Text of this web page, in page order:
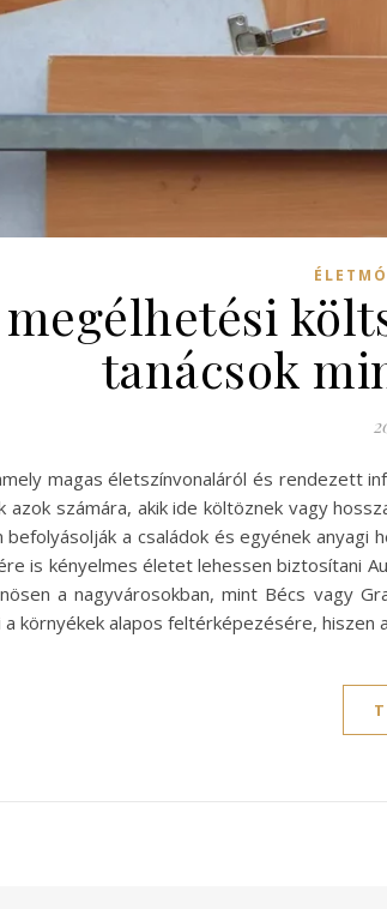
tanácsok
magas életszínvonaláról és rendezett
azok számára, akik ide költöznek vagy
a családok és egyének
is kényelmes életet lehessen biztosítani
a nagyvárosokban, mint Bécs vagy
környékek alapos feltérképezésére, hiszen